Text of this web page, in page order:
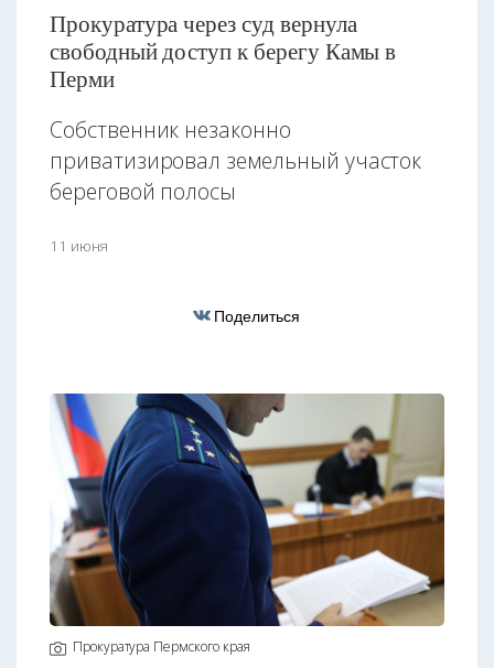
Прокуратура через суд вернула
свободный доступ к берегу Камы в
Перми
Собственник незаконно
приватизировал земельный участок
береговой полосы
11 июня
Поделиться
Прокуратура Пермского края